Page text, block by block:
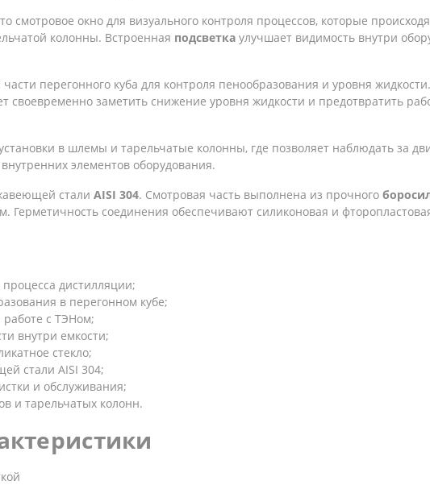
смотровое окно для визуального контроля процессов, которые
колонны. Встроенная подсветка улучшает видимость внутри
перегонного куба для контроля пенообразования и уровня
своевременно заметить снижение уровня жидкости и предотвратить
в шлемы и тарельчатые колонны, где позволяет наблюдать за
элементов оборудования.
стали AISI 304. Смотровая часть выполнена из прочного
Герметичность соединения обеспечивают силиконовая и
дистилляции;
в перегонном кубе;
работе с ТЭНом;
внутри емкости;
стекло;
стали AISI 304;
и обслуживания;
и тарельчатых колонн.